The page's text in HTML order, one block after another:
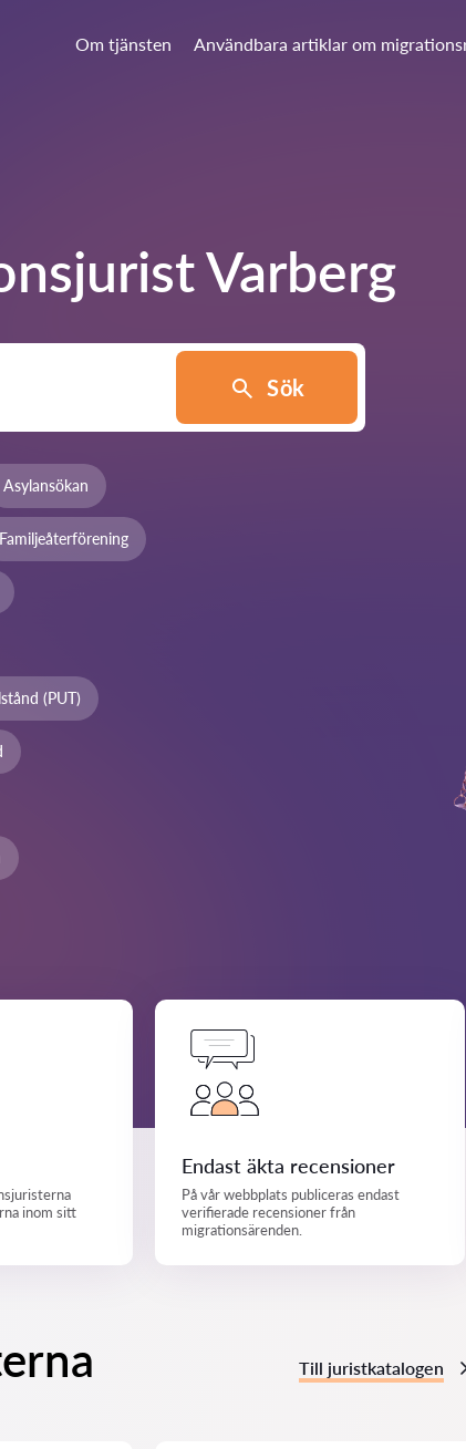
Om tjänsten Användbara artiklar om
Varberg
Sök
Asylansökan
Familjeåterförening
(PUT)
inom sitt
Endast äkta recensioner
På vår webbplats publiceras endast
verifierade recensioner från
migrationsärenden.
Till juristkatalogen